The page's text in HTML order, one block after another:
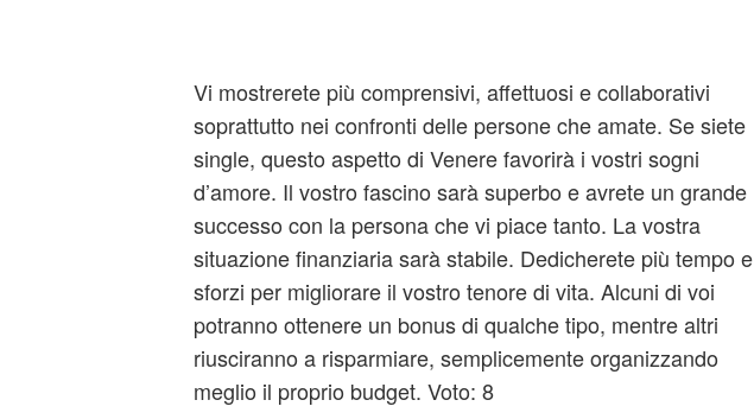
Vi mostrerete più comprensivi, affettuosi e collaborativi
soprattutto nei confronti delle persone che amate. Se siete
single, questo aspetto di Venere favorirà i vostri sogni
d’amore. Il vostro fascino sarà superbo e avrete un grande
successo con la persona che vi piace tanto. La vostra
situazione finanziaria sarà stabile. Dedicherete più tempo e
sforzi per migliorare il vostro tenore di vita. Alcuni di voi
potranno ottenere un bonus di qualche tipo, mentre altri
riusciranno a risparmiare, semplicemente organizzando
meglio il proprio budget. Voto: 8